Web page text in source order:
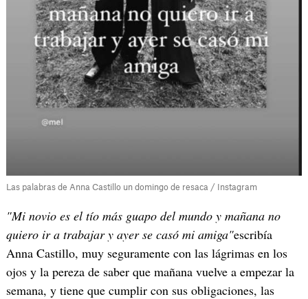
Las palabras de Anna Castillo un domingo de resaca / Instagram
"Mi novio es el tío más guapo del mundo y mañana no
quiero ir a trabajar y ayer se casó mi amiga"escribía
Anna Castillo, muy seguramente con las lágrimas en los
ojos y la pereza de saber que mañana vuelve a empezar la
semana, y tiene que cumplir con sus obligaciones, las